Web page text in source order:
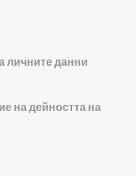
личните данни
на дейността на